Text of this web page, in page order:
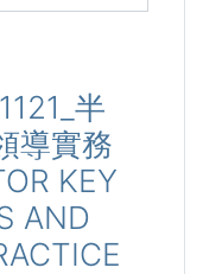
半
導實務
KEY
AND